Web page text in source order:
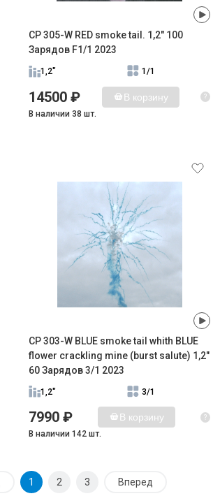
CP 305-W RED smoke tail. 1,2" 100
Зарядов F1/1 2023
1,2" 1/1
14500 ₽ В корзину ?
В наличии 38 шт.
CP 303-W BLUE smoke tail whith BLUE
flower crackling mine (burst salute) 1,2"
60 Зарядов 3/1 2023
1,2" 3/1
7990 ₽ В корзину ?
В наличии 142 шт.
1 2 3 Вперед